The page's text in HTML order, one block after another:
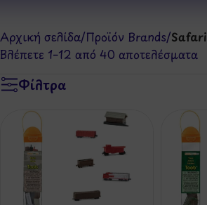
Αρχική σελίδα/Προϊόν Brands/Safari
Βλέπετε 1–12 από 40 αποτελέσματα
Φίλτρα